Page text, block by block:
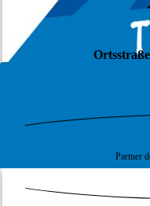
Partner